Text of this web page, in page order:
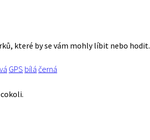
které by se vám mohly líbit nebo hodit.
GPS bílá černá